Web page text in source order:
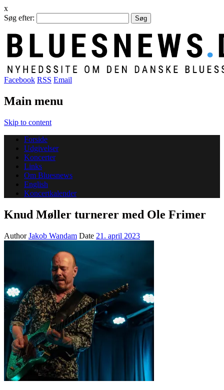
x
Søg efter:
Facebook RSS Email
Main menu
Skip to content
Forside
Udgivelser
Koncerter
Links
Om Bluesnews
English
Koncertkalender
Knud Møller turnerer med Ole Frimer
AuthorJakob Wandam Date 21. april 2023